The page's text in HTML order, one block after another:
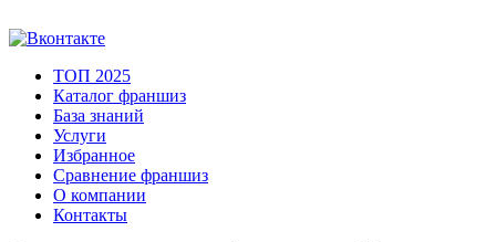
ТОП 2025
Каталог франшиз
База знаний
Услуги
Избранное
Сравнение франшиз
О компании
Контакты